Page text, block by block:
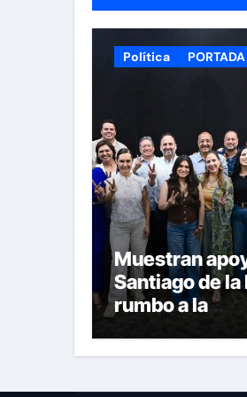
Política PORTADA
Muestran
Santiago de la
rumbo a la
a la